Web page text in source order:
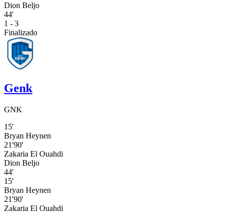
Dion Beljo
44'
1 - 3
Finalizado
Genk
GNK
15'
Bryan Heynen
21'90'
Zakaria El Ouahdi
Dion Beljo
44'
15'
Bryan Heynen
21'90'
Zakaria El Ouahdi